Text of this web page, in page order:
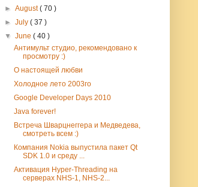
►August( 70 )
►July( 37 )
▼June( 40 )
Антимульт студио, рекомендовано к
просмотру :)
О настоящей любви
Холодное лето 2003го
Google Developer Days 2010
Java forever!
Встреча Шварцнеггера и Медведева,
смотреть всем :)
Компания Nokia выпустила пакет Qt
SDK 1.0 и среду ...
Активация Hyper-Threading на
серверах NHS-1, NHS-2...